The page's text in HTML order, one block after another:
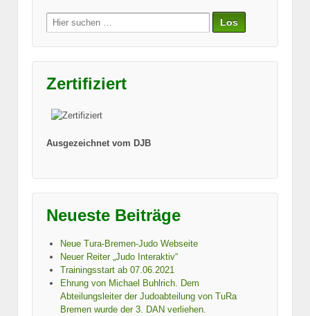
Suche
nach:
Zertifiziert
Ausgezeichnet vom DJB
Neueste Beiträge
Neue Tura-Bremen-Judo Webseite
Neuer Reiter „Judo Interaktiv“
Trainingsstart ab 07.06.2021
Ehrung von Michael Buhlrich. Dem
Abteilungsleiter der Judoabteilung von TuRa
Bremen wurde der 3. DAN verliehen.